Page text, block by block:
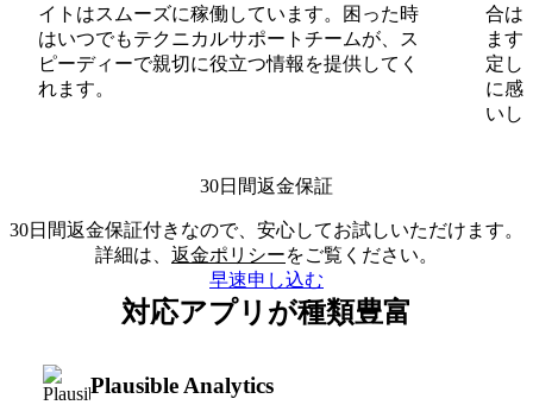
イトはスムーズに稼働しています。困った時
はいつでもテクニカルサポートチームが、ス
ピーディーで親切に役立つ情報を提供してく
れます。
合は
ます
定し
に感
いし
30日間返金保証
30日間返金保証付きなので、安心してお試しいただけます。
詳細は、 返金ポリシーをご覧ください。
早速申し込む
対応アプリが種類豊富
Plausible Analytics